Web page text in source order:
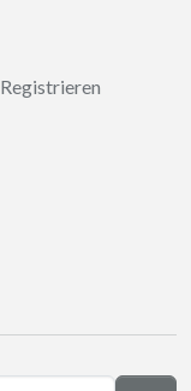
Registrieren